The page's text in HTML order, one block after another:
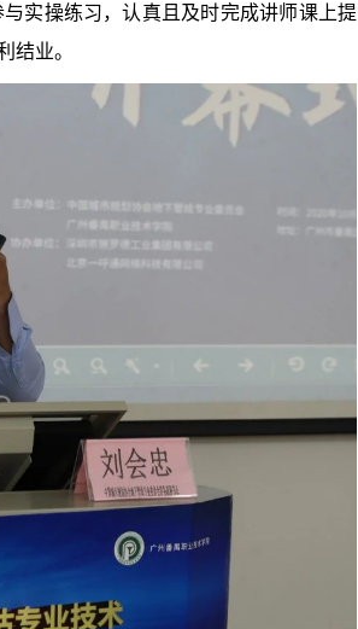
实操练习，认真且及时完成讲师课上提
结业。